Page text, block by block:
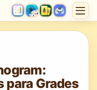
para Grades